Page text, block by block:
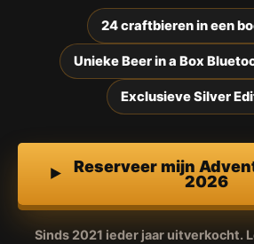
24 craftbieren in een
Unieke Beer in a Box
Exclusieve Silver
Reserveer mijn
2026
Sinds 2021 ieder jaar uitverkocht.